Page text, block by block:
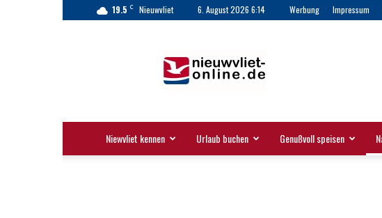
19.5 C Nieuwvliet 6. August 2026 6:14 Werbung Impressum
|
Nieuwvliet-
Niewvliet kennen Urlaub buchen Genußvoll speisen